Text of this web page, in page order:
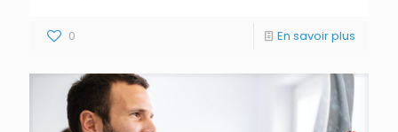
0 En savoir plus